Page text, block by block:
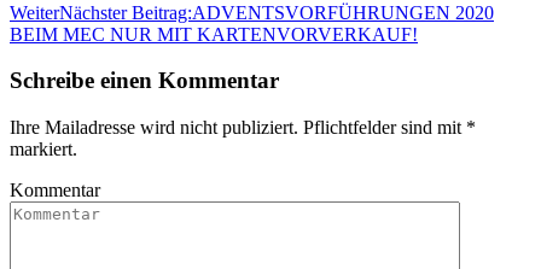
WeiterNächster Beitrag:ADVENTSVORFÜHRUNGEN 2020
BEIM MEC NUR MIT KARTENVORVERKAUF!
Schreibe einen Kommentar
Ihre Mailadresse wird nicht publiziert. Pflichtfelder sind mit *
markiert.
Kommentar